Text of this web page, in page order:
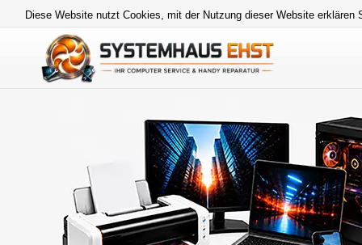
Diese Website nutzt Cookies, mit der Nutzung dieser Website